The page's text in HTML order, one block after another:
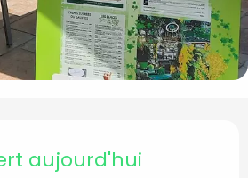
et
aujourd'hui